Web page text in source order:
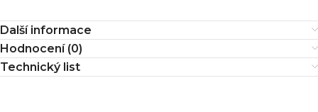
Další informace
Hodnocení (0)
Technický list